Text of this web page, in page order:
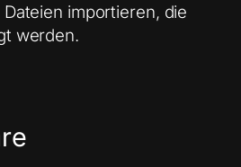
importieren, die
werden.